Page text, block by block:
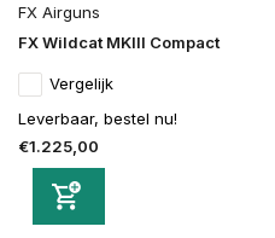
FX Airguns
FX Wildcat MKIII Compact
Vergelijk
Leverbaar, bestel nu!
€1.225,00